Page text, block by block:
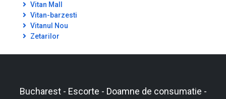
Vitan Mall
Vitan-barzesti
Vitanul Nou
Zetarilor
Bucharest - Escorte - Doamne de consumatie -